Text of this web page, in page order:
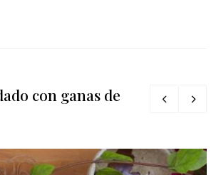
con ganas de